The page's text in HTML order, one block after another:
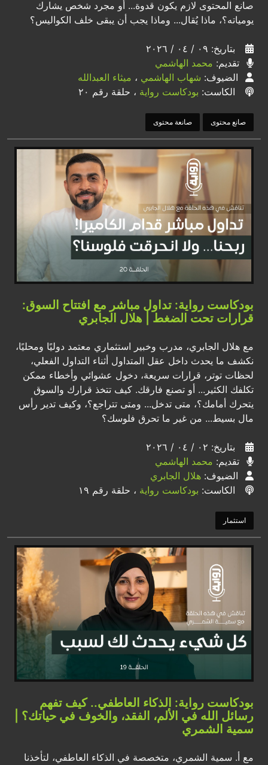
صانع المحتوى لازم يكون قدوة... أو مجرد شخص يشارك
يومياته؟، ماذا يُقال... وماذا يجب أن يبقى خلف الكواليس؟
بتاريخ: ٠٩ / ٠٤ / ٢٠٢٦
تقديم: محمد الهاشمي
الضيوف: شهاب الهاشمي ، ميثاء العبدالله
الكاست: بودكاست رواية ، حلقة رقم ٢٠
صانع محتوى صانعة محتوى
بودكاست رواية: تداول مباشر مع افتتاح السوق:
قرارات تحت الضغط | هلال الجابري
مع هلال الجابري، مدرب وخبير استثماري معتمد دوليًا ومحليًا،
نكشف ما يحدث داخل عقل المتداول أثناء التداول الفعلي،
لحظات توتر، قرارات سريعة، دخول عشوائي وأخطاء ممكن
تكلفك الكثير... أو تصنع فارقك. كيف تتخذ قرارك والسوق
يتحرك أمامك؟، متى تدخل... ومتى تتراجع؟، وكيف تدير رأس
مال بسيط... من غير ما تحرق فلوسك؟
بتاريخ: ٠٢ / ٠٤ / ٢٠٢٦
تقديم: محمد الهاشمي
الضيوف: هلال الجابري
الكاست: بودكاست رواية ، حلقة رقم ١٩
استثمار
بودكاست رواية: الذكاء العاطفي.. كيف تفهم
رسائل الله في الألم، الفقد، والخوف في حياتك؟ |
سمية الشمري
مع أ. سمية الشمري، متخصصة في الذكاء العاطفي، لتأخذنا